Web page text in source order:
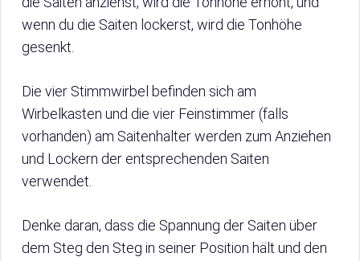
wenn du die Saiten lockerst, wird die Tonhöhe
gesenkt.
Die vier Stimmwirbel befinden sich am
Wirbelkasten und die vier Feinstimmer (falls
vorhanden) am Saitenhalter werden zum Anziehen
und Lockern der entsprechenden Saiten
verwendet.
Denke daran, dass die Spannung der Saiten über
dem Steg den Steg in seiner Position hält und den